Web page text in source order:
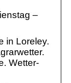
–
in Loreley.
Wetter-